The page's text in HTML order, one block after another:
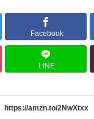
Facebook
LINE
https://amzn.to/2NwXtxx